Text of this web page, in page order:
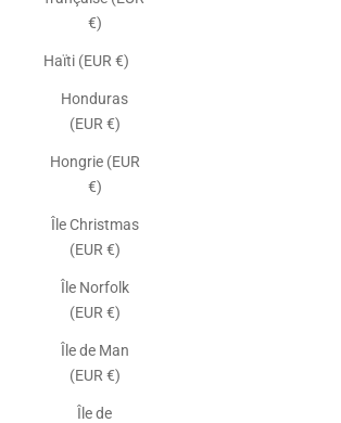
€)
Haïti (EUR €)
Honduras
(EUR €)
Hongrie (EUR
€)
Île Christmas
(EUR €)
Île Norfolk
(EUR €)
Île de Man
(EUR €)
Île de